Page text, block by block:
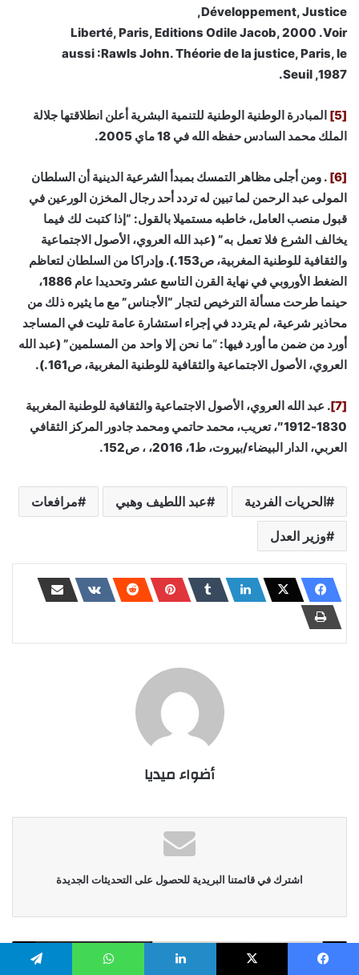
Développement, Justice,
Liberté, Paris, Editions Odile Jacob, 2000 .Voir
aussi :Rawls John. Théorie de la justice, Paris, le
Seuil ,1987.
[5]
المبادرة الوطنية الوطنية للتنمية البشرية أعلن انطلاقتها جلالة
الملك محمد السادس حفظه الله في 18 ماي 2005.
[6]
. ومن أجلى مظاهر التمسك بمبدأ الشرعية الدينية أن السلطان
المولى عبد الرحمن لما تبين له تردد أحد رجال المخزن الورعين في
قبول منصب العامل، خاطبه مستميلا بالقول: “إذا كتبت لك فيما
يخالف الشرع فلا تعمل به” (عبد الله العروي، الأصول الاجتماعية
والثقافية للوطنية المغربية، ص153.). وإدراكا من السلطان لتعاظم
الضغط الأوروبي في نهاية القرن التاسع عشر وتحديدا عام 1886،
حينما طرحت مسألة الترخيص لتجار “الأجناس” مع ما يثيره ذلك من
محاذير شرعية، لم يتردد في إجراء استشارة عامة تليت في المساجد
أورد من ضمن ما أورد فيها: “ما نحن إلا واحد من المسلمين” (عبد الله
العروي، الأصول الاجتماعية والثقافية للوطنية المغربية، ص161.).
[7]
. عبد الله العروي، الأصول الاجتماعية والثقافية للوطنية المغربية
1830-1912″، تعريب، محمد حاتمي ومحمد جادور المركز الثقافي
العربي، الدار البيضاء/بيروت، ط1، 2016، ، ص152.
الحريات الفردية عبد اللطيف وهبي مرافعات
وزير العدل
أضواء ميديا
اشترك في قائمتنا البريدية للحصول على التحديثات الجديدة